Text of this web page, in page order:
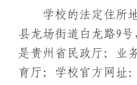
学校的法定住所
县龙场街道白龙路9
是贵州省民政厅；业
育厅；学校官方网址